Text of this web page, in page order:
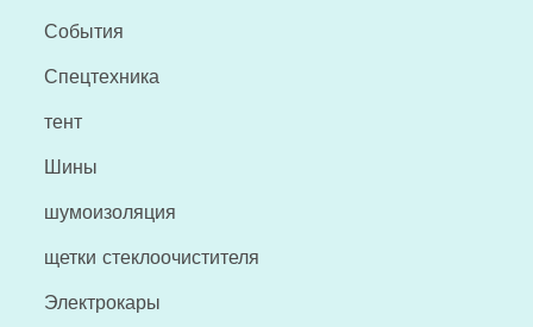
События
Спецтехника
тент
Шины
шумоизоляция
щетки стеклоочистителя
Электрокары